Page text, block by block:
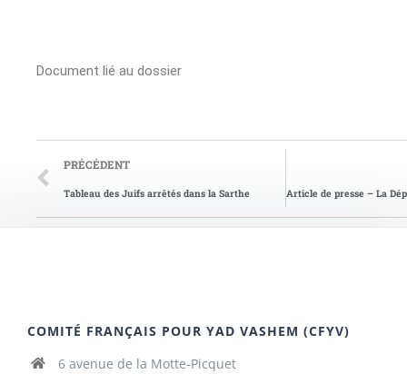
Document lié au dossier
PRÉCÉDENT
Tableau des Juifs arrêtés dans la Sarthe
COMITÉ FRANÇAIS POUR YAD VASHEM (CFYV)
6 avenue de la Motte-Picquet